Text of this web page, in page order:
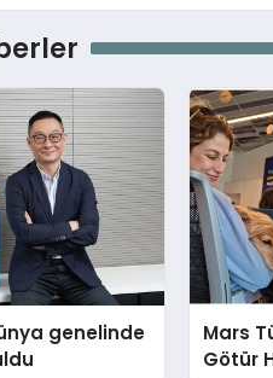
genelinde
Mars
Götür